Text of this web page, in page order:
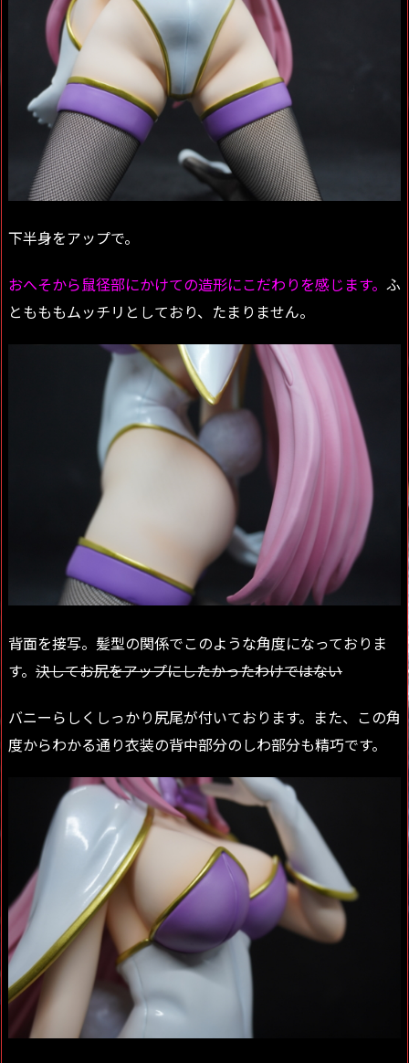
下半身をアップで。
おへそから鼠径部にかけての造形にこだわりを感じます。 ふ
ともももムッチリとしており、たまりません。
背面を接写。髪型の関係でこのような角度になっておりま
す。 決してお尻をアップにしたかったわけではない
バニーらしくしっかり尻尾が付いております。また、この角
度からわかる通り衣装の背中部分のしわ部分も精巧です。